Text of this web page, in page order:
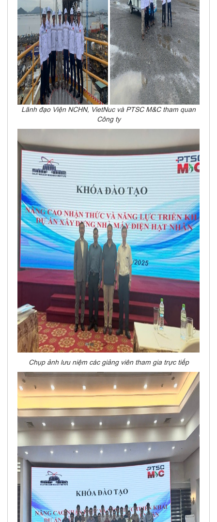
Lãnh đạo Viện NCHN, VietNuc và PTSC M&C tham quan
Công ty
Chụp ảnh lưu niệm các giảng viên tham gia trực tiếp